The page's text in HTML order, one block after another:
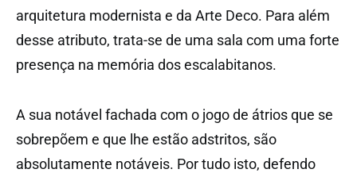
arquitetura modernista e da Arte Deco. Para além
desse atributo, trata-se de uma sala com uma forte
presença na memória dos escalabitanos.
A sua notável fachada com o jogo de átrios que se
sobrepõem e que lhe estão adstritos, são
absolutamente notáveis. Por tudo isto, defendo